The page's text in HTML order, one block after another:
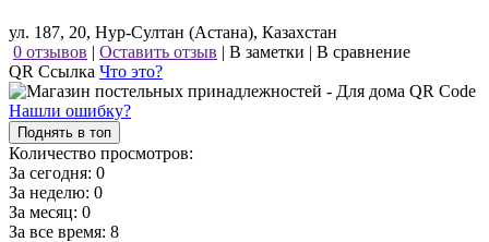
ул. 187, 20, Нур-Султан (Астана), Казахстан
0 отзывов | Оставить отзыв | В заметки | В сравнение
QR Ссылка Что это?
Нашли ошибку?
Поднять в топ
Количество просмотров:
За сегодня: 0
За неделю: 0
За месяц: 0
За все время: 8